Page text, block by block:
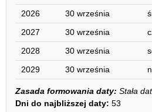
2026
30 września
2027
30 września
2028
30 września
2029
30 września
Zasada formowania daty: Stała
Dni do najbliższej daty: 53